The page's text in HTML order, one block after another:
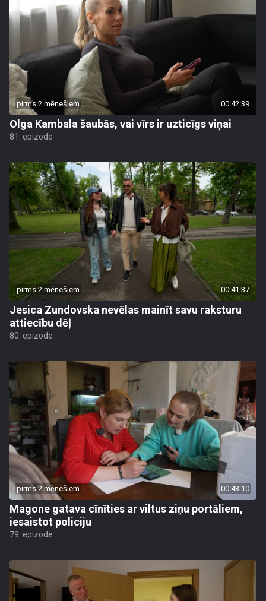
pirms 2 mēnešiem 00:42:39
Olga Kambala šaubās, vai vīrs ir uzticīgs viņai
81. epizode
pirms 2 mēnešiem 00:41:37
Jesica Zundovska nevēlas mainīt savu raksturu
attiecību dēļ
80. epizode
pirms 2 mēnešiem 00:43:10
Magone gatava cīnīties ar viltus ziņu portāliem,
iesaistot policiju
79. epizode